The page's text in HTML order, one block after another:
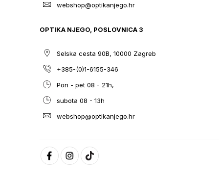
webshop@optikanjego.hr
OPTIKA NJEGO, POSLOVNICA 3
Selska cesta 90B, 10000 Zagreb
+385-(0)1-6155-346
Pon - pet 08 - 21h,
subota 08 - 13h
webshop@optikanjego.hr